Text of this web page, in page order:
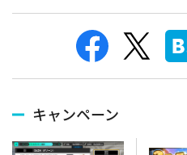
キャンペーン